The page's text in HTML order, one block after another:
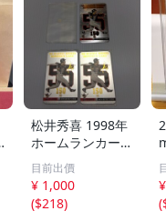
松井秀喜 1998年
ホームランカード
150号 記念カード
3枚セット 読売ジ
ャイアンツ 日本
テレビ 劇空間プ
目前出價
¥ 1,000
($218)
(